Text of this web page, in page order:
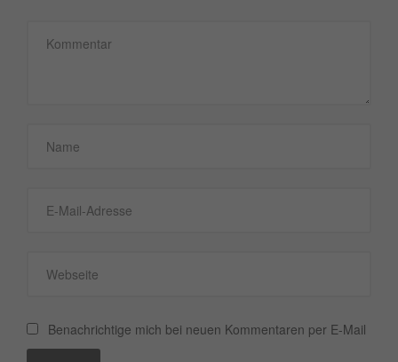
Benachrichtige mich bei neuen Kommentaren per E-Mail